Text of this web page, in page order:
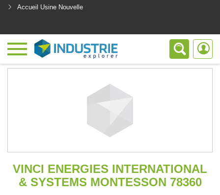
Accueil Usine Nouvelle
VINCI ENERGIES INTERNATIONAL
& SYSTEMS MONTESSON 78360